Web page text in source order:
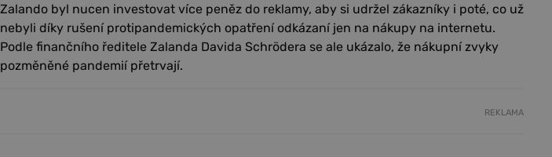
Zalando byl nucen investovat více peněz do reklamy, aby si udržel zákazníky i poté, co už
nebyli díky rušení protipandemických opatření odkázaní jen na nákupy na internetu.
Podle finančního ředitele Zalanda Davida Schrödera se ale ukázalo, že nákupní zvyky
pozměněné pandemií přetrvají.
REKLAMA